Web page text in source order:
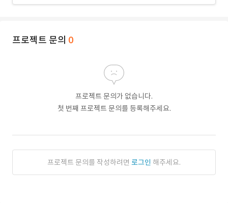
프로젝트 문의 0
프로젝트 문의가 없습니다.
첫 번째 프로젝트 문의를 등록해주세요.
프로젝트 문의를 작성하려면 로그인 해주세요.